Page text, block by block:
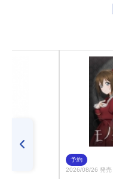
予約
2026/08/26 発売